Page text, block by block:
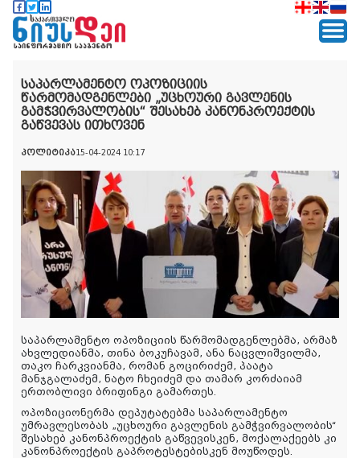
საპარლამენტო ოპოზიციის
წარმომადგენლები „უცხოური გავლენის
გამჭვირვალობის“ შესახებ კანონპროექტის
გაწვევას ითხოვენ
პოლიტიკა15-04-2024 10:17
საპარლამენტო ოპოზიციის წარმომადგენლებმა, არმაზ
ახვლედიანმა, თინა ბოკუჩავამ, ანა ნაცვლიშვილმა,
თაკო ჩარკვიანმა, რომან გოცირიძემ, პაატა
მანჯგალაძემ, ნატო ჩხეიძემ და თამარ კორძაიამ
ერთობლივი ბრიფინგი გამართეს.
ოპოზიციონერმა დეპუტატებმა საპარლამენტო
უმრავლესობას „უცხოური გავლენის გამჭვირვალობის“
შესახებ კანონპროექტის გაწვევისკენ, მოქალაქეებს კი
კანონპროექტის გაპროტესტებისკენ მოუწოდეს.